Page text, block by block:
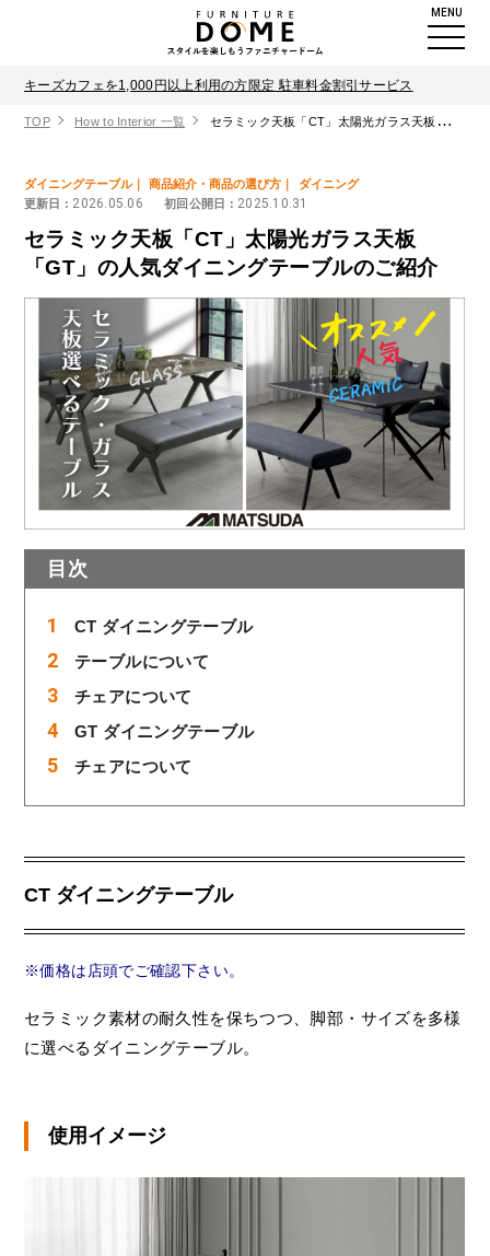
MENU
キーズカフェを1,000円以上利用の方限定 駐車料金割引サービス
TOP How to Interior 一覧 セラミック天板「CT」太陽光ガラス天板「GT」の人気ダイニングテーブルのご紹介
ダイニングテーブル 商品紹介・商品の選び方
ダイニング
更新日 : 2026.05.06 初回公開日 : 2025.10.31
セラミック天板「CT」太陽光ガラス天板
「GT」の人気ダイニングテーブルのご紹介
目次
CT ダイニングテーブル
テーブルについて
チェアについて
GT ダイニングテーブル
チェアについて
CT ダイニングテーブル
※価格は店頭でご確認下さい。
セラミック素材の耐久性を保ちつつ、脚部・サイズを多様
に選べるダイニングテーブル。
使用イメージ